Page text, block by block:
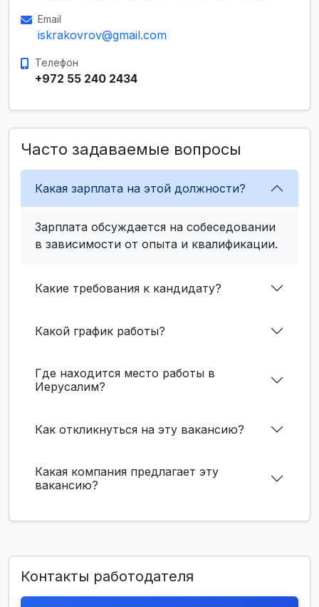
Email
iskrakovrov@gmail.com
Телефон
+972 55 240 2434
Часто задаваемые вопросы
Какая зарплата на этой должности?
Зарплата обсуждается на собеседовании
в зависимости от опыта и квалификации.
Какие требования к кандидату?
Какой график работы?
Где находится место работы в
Иерусалим?
Как откликнуться на эту вакансию?
Какая компания предлагает эту
вакансию?
Контакты работодателя